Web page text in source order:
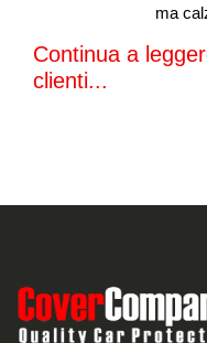
ma
Continua a
clienti...